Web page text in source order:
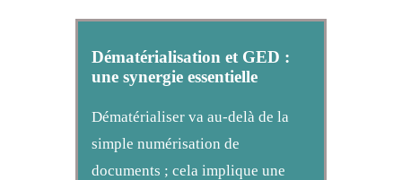
Dématérialisation et GED :
une synergie essentielle
Dématérialiser va au-delà de la
simple numérisation de
documents ; cela implique une